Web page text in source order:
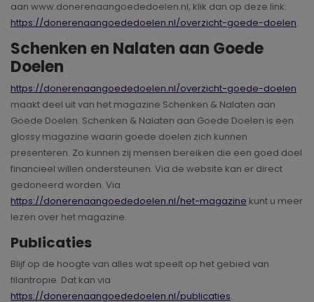
aan www.donerenaangoededoelen.nl, klik dan op deze link:
https://donerenaangoededoelen.nl/overzicht-goede-doelen.
Schenken en Nalaten aan Goede
Doelen
https://donerenaangoededoelen.nl/overzicht-goede-doelen
maakt deel uit van het magazine Schenken & Nalaten aan
Goede Doelen. Schenken & Nalaten aan Goede Doelen is een
glossy magazine waarin goede doelen zich kunnen
presenteren. Zo kunnen zij mensen bereiken die een goed doel
financieel willen ondersteunen. Via de website kan er direct
gedoneerd worden. Via
https://donerenaangoededoelen.nl/het-magazine kunt u meer
lezen over het magazine.
Publicaties
Blijf op de hoogte van alles wat speelt op het gebied van
filantropie. Dat kan via
https://donerenaangoededoelen.nl/publicaties.